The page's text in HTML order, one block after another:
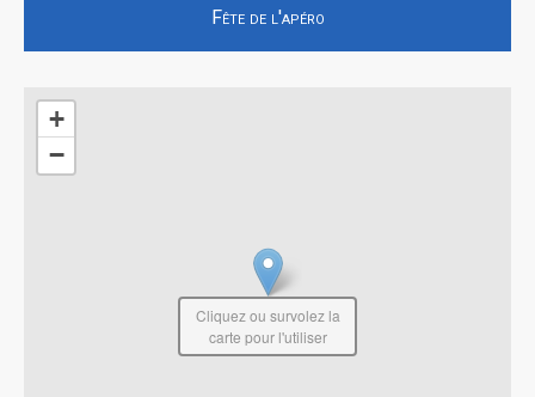
Fête de l'apéro
+
−
Cliquez ou survolez la
carte pour l'utiliser